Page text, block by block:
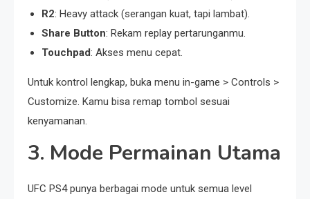
R2: Heavy attack (serangan kuat, tapi lambat).
Share Button: Rekam replay pertarunganmu.
Touchpad: Akses menu cepat.
Untuk kontrol lengkap, buka menu in-game > Controls >
Customize. Kamu bisa remap tombol sesuai
kenyamanan.
3. Mode Permainan Utama
UFC PS4 punya berbagai mode untuk semua level